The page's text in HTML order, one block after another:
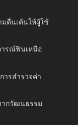
มตื่นเต้นให้ผู้ใช้
ารณ์ฟินเหนือ
ารสำรวจค่า
กวัฒนธรรม